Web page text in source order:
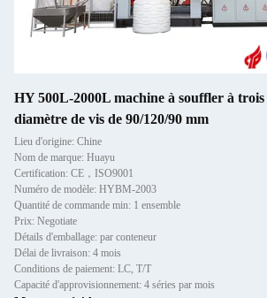
HY 500L-2000L machine à souffler à trois
diamètre de vis de 90/120/90 mm
Lieu d'origine: Chine
Nom de marque: Huayu
Certification: CE，ISO9001
Numéro de modèle: HYBM-2003
Quantité de commande min: 1 ensemble
Prix: Negotiate
Détails d'emballage: par conteneur
Délai de livraison: 4 mois
Conditions de paiement: LC, T/T
Capacité d'approvisionnement: 4 séries par mois